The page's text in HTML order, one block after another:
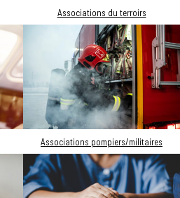
Associations du terroirs
Associations pompiers/militaires